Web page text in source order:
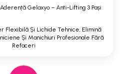
Gelaxyo – Anti-Lifting 3 Pași
Flexibilă Și Lichide Tehnice, Elimină
Și Manichiuri Profesionale Fără
Refaceri